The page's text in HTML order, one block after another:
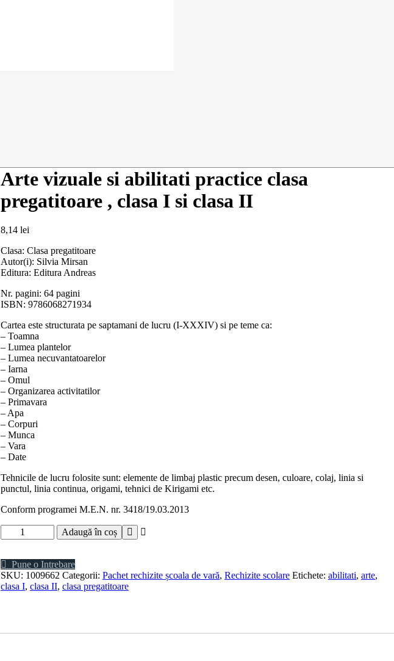
Arte vizuale si abilitati practice clasa
pregatitoare , clasa I si clasa II
8,14 lei
Clasa: Clasa pregatitoare
Autor(i): Silvia Mirsan
Editura: Editura Andreas
Nr. pagini: 64 pagini
ISBN: 9786068271934
Cartea este structurata pe saptamani de lucru (I-XXXIV) si pe teme ca:
– Toamna
– Lumea plantelor
– Lumea necuvantatoarelor
– Iarna
– Omul
– Organizarea activitatilor
– Primavara
– Apa
– Corpuri
– Munca
– Vara
– Date
Tehnicile de lucru folosite sunt: elemente de limbaj plastic precum desen, culoare, colaj, linia si
punctul, linia continua, origami, tehnici de Kirigami etc.
Conform programei M.E.N. nr. 3418/19.03.2013
Cantitate
Arte
si
abilitati
practice
Adaugă în coș
Pune o Intrebare
SKU: 1009662 Categorii: Pachet rechizite școala de vară, Rechizite scolare Etichete: abilitati, arte,
clasa I, clasa II, clasa pregatitoare